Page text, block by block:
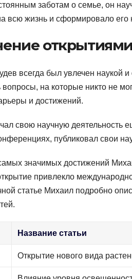
заботам о семье, он
всю жизнь и сформировало его
всегда был увлечен наукой
вопросы, на которые никто не
и достижений.
свою научную деятельность
публиковал свои
значимых достижений
привлекло
статье Михаил подробно
Название статьи
Открытие нового вида